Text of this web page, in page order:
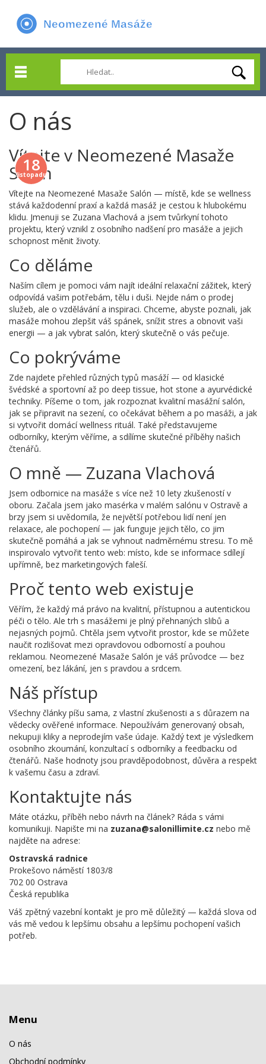
O nás
18
listopadu
Vítejte v Neomezené Masaže
Salón
Vítejte na Neomezené Masaže Salón — místě, kde se wellness
stává každodenní praxí a každá masáž je cestou k hlubokému
klidu. Jmenuji se Zuzana Vlachová a jsem tvůrkyní tohoto
projektu, který vznikl z osobního nadšení pro masáže a jejich
schopnost měnit životy.
Co děláme
Naším cílem je pomoci vám najít ideální relaxační zážitek, který
odpovídá vašim potřebám, tělu i duši. Nejde nám o prodej
služeb, ale o vzdělávání a inspiraci. Chceme, abyste poznali, jak
masáže mohou zlepšit váš spánek, snížit stres a obnovit vaši
energii — a jak vybrat salón, který skutečně o vás pečuje.
Co pokrýváme
Zde najdete přehled různých typů masáží — od klasické
švédské a sportovní až po deep tissue, hot stone a ayurvédické
techniky. Píšeme o tom, jak rozpoznat kvalitní masážní salón,
jak se připravit na sezení, co očekávat během a po masáži, a jak
si vytvořit domácí wellness rituál. Také představujeme
odborníky, kterým věříme, a sdílíme skutečné příběhy našich
čtenářů.
O mně — Zuzana Vlachová
Jsem odbornice na masáže s více než 10 lety zkušeností v
oboru. Začala jsem jako masérka v malém salónu v Ostravě a
brzy jsem si uvědomila, že největší potřebou lidí není jen
relaxace, ale pochopení — jak funguje jejich tělo, co jim
skutečně pomáhá a jak se vyhnout nadměrnému stresu. To mě
inspirovalo vytvořit tento web: místo, kde se informace sdílejí
upřímně, bez marketingových faleší.
Proč tento web existuje
Věřím, že každý má právo na kvalitní, přístupnou a autentickou
péči o tělo. Ale trh s masážemi je plný přehnaných slibů a
nejasných pojmů. Chtěla jsem vytvořit prostor, kde se můžete
naučit rozlišovat mezi opravdovou odborností a pouhou
reklamou. Neomezené Masaže Salón je váš průvodce — bez
omezení, bez lákání, jen s pravdou a srdcem.
Náš přístup
Všechny články píšu sama, z vlastní zkušenosti a s důrazem na
vědecky ověřené informace. Nepoužívám generovaný obsah,
nekupuji kliky a neprodejím vaše údaje. Každý text je výsledkem
osobního zkoumání, konzultací s odborníky a feedbacku od
čtenářů. Naše hodnoty jsou pravděpodobnost, důvěra a respekt
k vašemu času a zdraví.
Kontaktujte nás
Máte otázku, příběh nebo návrh na článek? Ráda s vámi
komunikuji. Napište mi na zuzana@salonillimite.cz nebo mě
najděte na adrese:
Ostravská radnice
Prokešovo náměstí 1803/8
702 00 Ostrava
Česká republika
Váš zpětný vazební kontakt je pro mě důležitý — každá slova od
vás mě vedou k lepšímu obsahu a lepšímu pochopení vašich
potřeb.
Menu
O nás
Obchodní podmínky